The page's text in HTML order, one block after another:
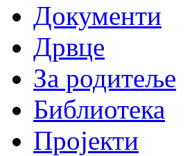
Документи
Дрвце
За родитеље
Библиотека
Пројекти